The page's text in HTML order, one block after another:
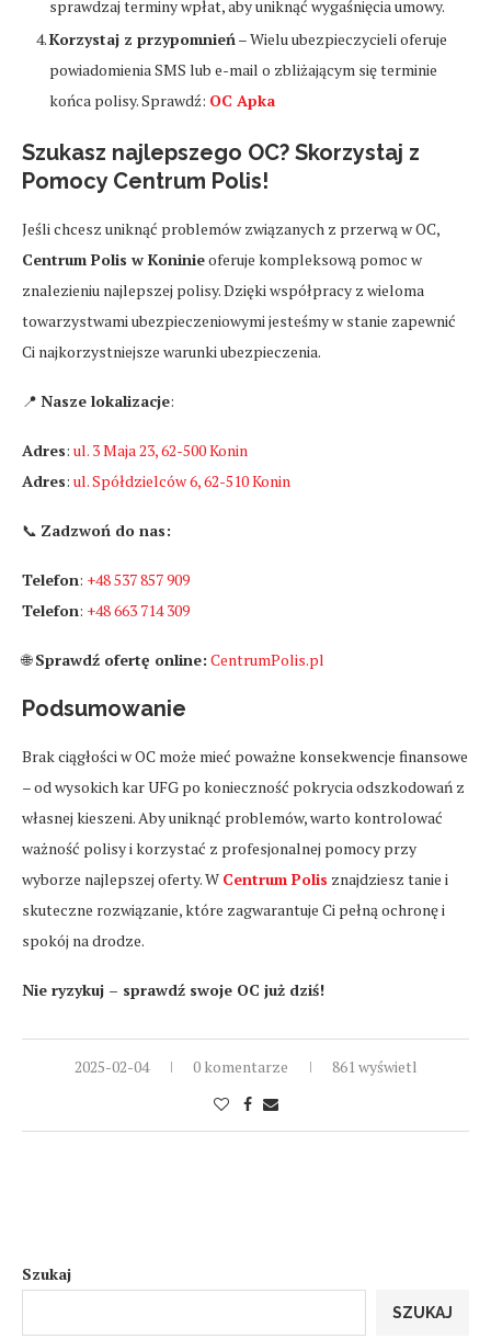
sprawdzaj terminy wpłat, aby uniknąć wygaśnięcia umowy.
Korzystaj z przypomnień– Wielu ubezpieczycieli oferuje
powiadomienia SMS lub e-mail o zbliżającym się terminie
końca polisy. Sprawdź: OC Apka
Szukasz najlepszego OC? Skorzystaj z
Pomocy Centrum Polis!
Jeśli chcesz uniknąć problemów związanych z przerwą w OC,
Centrum Polis w Koninieoferuje kompleksową pomoc w
znalezieniu najlepszej polisy. Dzięki współpracy z wieloma
towarzystwami ubezpieczeniowymi jesteśmy w stanie zapewnić
Ci najkorzystniejsze warunki ubezpieczenia.
📍 Nasze lokalizacje:
Adres: ul. 3 Maja 23, 62-500 Konin
Adres: ul. Spółdzielców 6, 62-510 Konin
📞 Zadzwoń do nas:
Telefon: +48 537 857 909
Telefon: +48 663 714 309
🌐Sprawdź ofertę online: CentrumPolis.pl
Podsumowanie
Brak ciągłości w OC może mieć poważne konsekwencje finansowe
– od wysokich kar UFG po konieczność pokrycia odszkodowań z
własnej kieszeni. Aby uniknąć problemów, warto kontrolować
ważność polisy i korzystać z profesjonalnej pomocy przy
wyborze najlepszej oferty. W Centrum Polis znajdziesz tanie i
skuteczne rozwiązanie, które zagwarantuje Ci pełną ochronę i
spokój na drodze.
Nie ryzykuj – sprawdź swoje OC już dziś!
2025-02-04 0 komentarze 861 wyświetl
Szukaj
SZUKAJ